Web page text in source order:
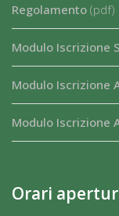
Regolamento (pdf)
Modulo Iscrizione
Modulo Iscrizione
Modulo Iscrizione
Orari